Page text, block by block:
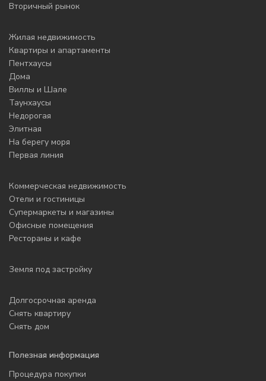
Вторичный рынок
Жилая недвижимость
Квартиры и апартаменты
Пентхаусы
Дома
Виллы и Шале
Таунхаусы
Недорогая
Элитная
На берегу моря
Первая линия
Коммерческая недвижимость
Отели и гостиницы
Супермаркеты и магазины
Офисные помещения
Рестораны и кафе
Земля под застройку
Долгосрочная аренда
Снять квартиру
Снять дом
Полезная информация
Процедура покупки